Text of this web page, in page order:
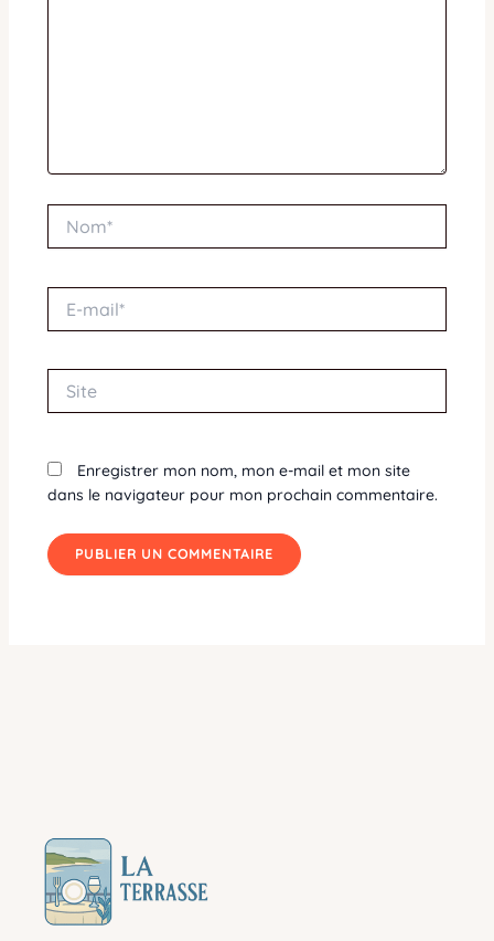
mail*
Enregistrer mon nom, mon e-mail et mon site
dans le navigateur pour mon prochain commentaire.